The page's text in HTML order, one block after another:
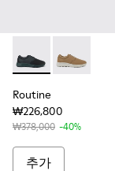
Routine -Routine -
Routine
₩226,800
₩378,000 -40%
추가